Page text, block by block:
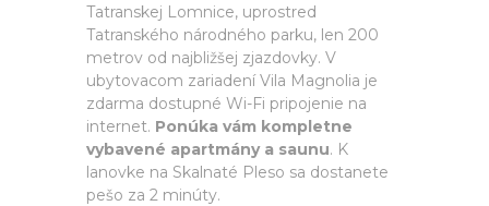
Tatranskej Lomnice, uprostred
Tatranského národného parku, len 200
metrov od najbližšej zjazdovky. V
ubytovacom zariadení Vila Magnolia je
zdarma dostupné Wi-Fi pripojenie na
internet. Ponúka vám kompletne
vybavené apartmány a saunu. K
lanovke na Skalnaté Pleso sa dostanete
pešo za 2 minúty.